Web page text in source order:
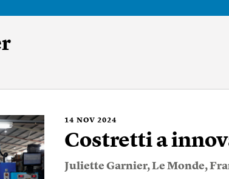
14 NOV 2024
Costretti a
Juliette Garnier,Le Monde,